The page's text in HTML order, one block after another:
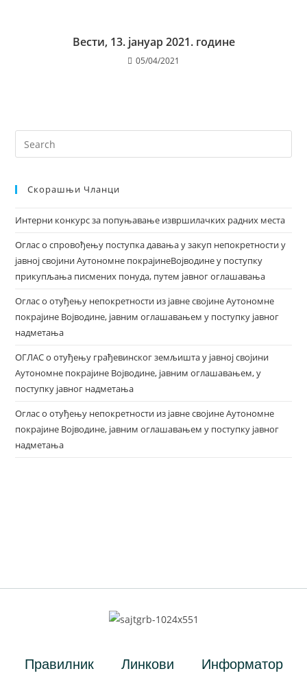
Вести, 13. јануар 2021. године
05/04/2021
Скорашњи Чланци
Интерни конкурс за попуњавање извршилачких радних места
Оглас о спровођењу поступка давања у закуп непокретности у
јавној својини Аутономне покрајинеВојводине у поступку
прикупљања писмених понуда, путем јавног оглашавања
Оглас о отуђењу непокретности из јавне својине Аутономне
покрајине Војводине, јавним оглашавањем у поступку јавног
надметања
ОГЛАС о отуђењу грађевинског земљишта у јавној својини
Аутономне покрајине Војводине, јавним оглашавањем, у
поступку јавног надметања
Оглас о отуђењу непокретности из јавне својине Аутономне
покрајине Војводине, јавним оглашавањем у поступку јавног
надметања
Правилник Линкови Информатор